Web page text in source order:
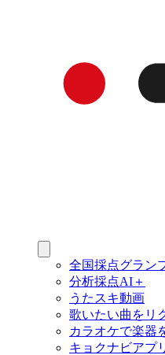
全国採点グラン
分析採点AI＋
うたスキ動画
歌いたい曲をリ
カラオケで楽器
キョクナビアプ